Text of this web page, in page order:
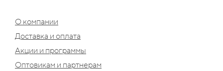
О компании
Доставка и оплата
Акции и программы
Оптовикам и партнерам